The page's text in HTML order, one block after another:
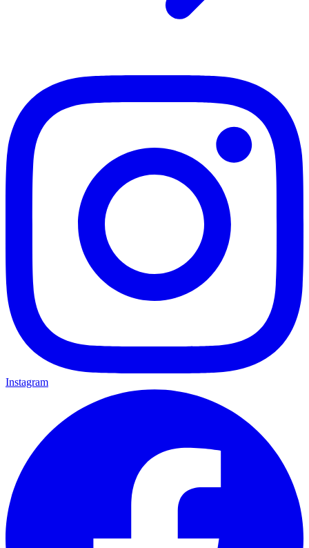
Instagram